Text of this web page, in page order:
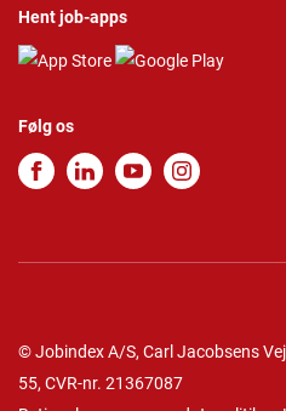
Hent job-apps
Følg os
© Jobindex A/S, Carl Jacobsens
55, CVR-nr. 21367087